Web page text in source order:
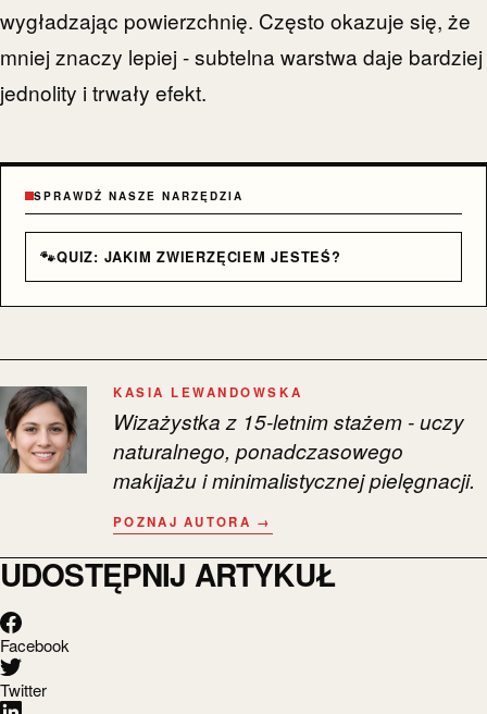
wygładzając powierzchnię. Często okazuje się, że
mniej znaczy lepiej - subtelna warstwa daje bardziej
jednolity i trwały efekt.
SPRAWDŹ NASZE NARZĘDZIA
🐾QUIZ: JAKIM ZWIERZĘCIEM JESTEŚ?
KASIA LEWANDOWSKA
Wizażystka z 15-letnim stażem - uczy
naturalnego, ponadczasowego
makijażu i minimalistycznej pielęgnacji.
POZNAJ AUTORA →
UDOSTĘPNIJ ARTYKUŁ
Facebook
Twitter